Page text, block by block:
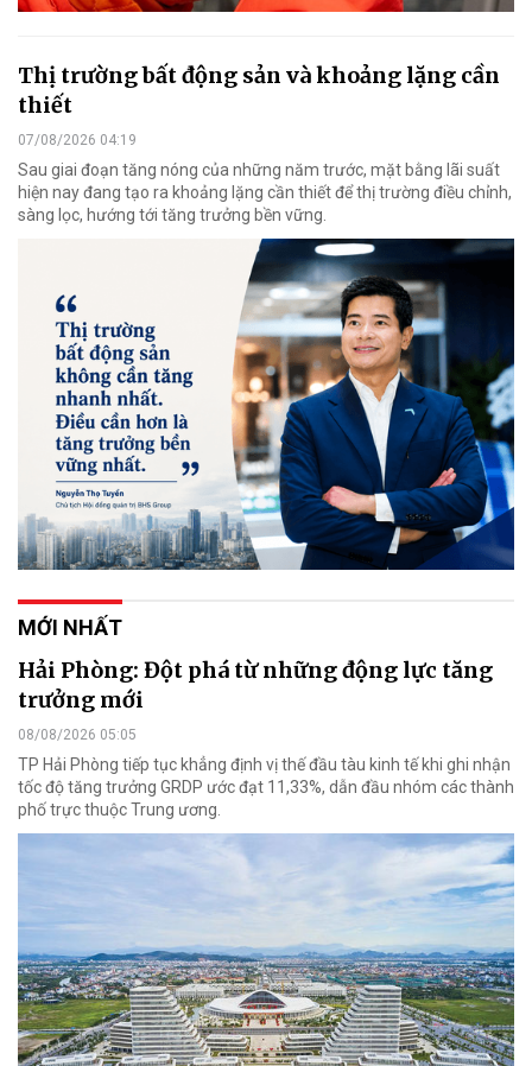
Thị trường bất động sản và khoảng lặng cần
thiết
07/08/2026 04:19
Sau giai đoạn tăng nóng của những năm trước, mặt bằng lãi suất
hiện nay đang tạo ra khoảng lặng cần thiết để thị trường điều chỉnh,
sàng lọc, hướng tới tăng trưởng bền vững.
MỚI NHẤT
Hải Phòng: Đột phá từ những động lực tăng
trưởng mới
08/08/2026 05:05
TP Hải Phòng tiếp tục khẳng định vị thế đầu tàu kinh tế khi ghi nhận
tốc độ tăng trưởng GRDP ước đạt 11,33%, dẫn đầu nhóm các thành
phố trực thuộc Trung ương.